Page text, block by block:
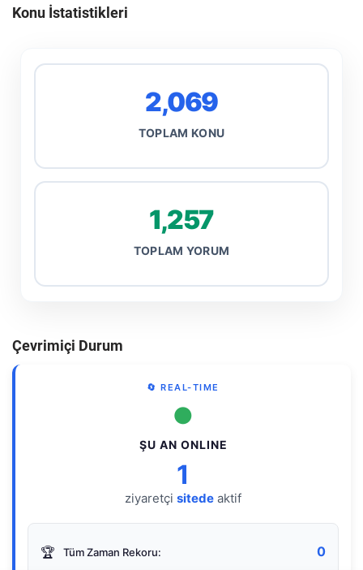
Konu İstatistikleri
2,069
TOPLAM KONU
1,257
TOPLAM YORUM
Çevrimiçi Durum
🔄 REAL-TIME
●
ŞU AN ONLINE
1
ziyaretçi sitede aktif
🏆 Tüm Zaman Rekoru: 0